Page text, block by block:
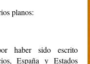
planos:
haber sido escrito
España y Estados